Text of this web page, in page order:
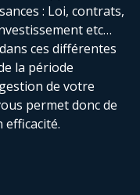
: Loi, contrats,
etc…
ces différentes
la période
de votre
permet donc de
efficacité.